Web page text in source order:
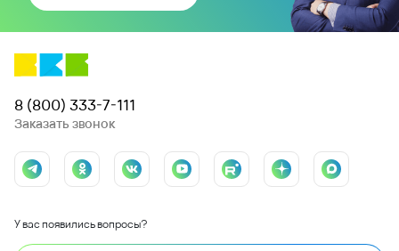
8 (800) 333-7-111
Заказать звонок
У вас появились вопросы?